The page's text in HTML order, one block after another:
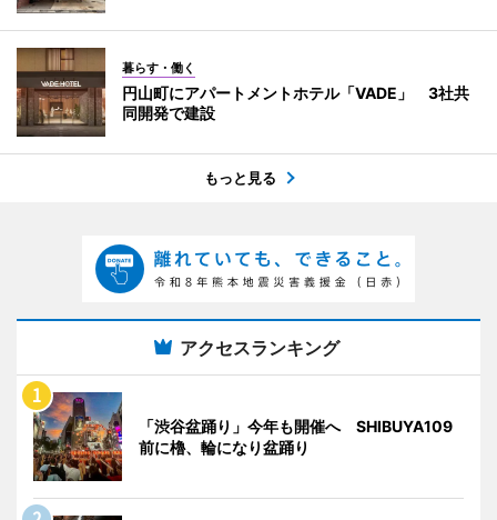
暮らす・働く
円山町にアパートメントホテル「VADE」 3社共
同開発で建設
もっと見る
アクセスランキング
「渋谷盆踊り」今年も開催へ SHIBUYA109
前に櫓、輪になり盆踊り